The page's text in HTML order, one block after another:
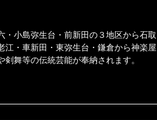
小島弥生台・前新田の３地区から石取
江・車新田・東弥生台・鎌倉から神楽屋
舞等の伝統芸能が奉納されます。